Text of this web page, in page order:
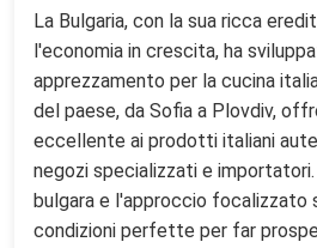
La Bulgaria, con la sua ricca
l'economia in crescita, ha
apprezzamento per la cucina
del paese, da Sofia a Plovdiv,
eccellente ai prodotti italiani
negozi specializzati e
bulgara e l'approccio focalizzato
condizioni perfette per far